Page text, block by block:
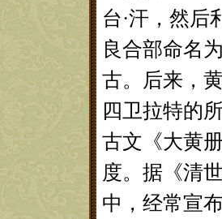
台·汗，然后
良合部命名
古。后来，
四卫拉特的
古文《大黄
度。据《清
中，经常宣